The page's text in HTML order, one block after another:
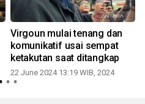
Virgoun mulai tenang dan
komunikatif usai sempat
ketakutan saat ditangkap
22 June 2024 13:19 WIB, 2024